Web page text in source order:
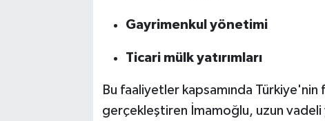
Gayrimenkul yönetimi
Ticari mülk yatırımları
Bu faaliyetler kapsamında Türkiye'nin
gerçekleştiren İmamoğlu, uzun vadeli